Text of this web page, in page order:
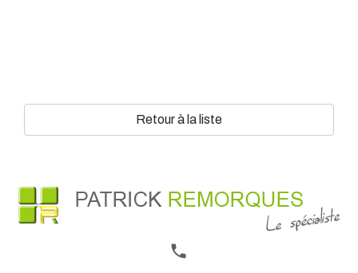
Retour à la liste